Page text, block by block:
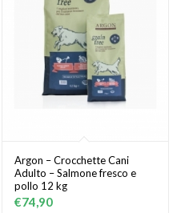
Argon – Crocchette Cani
Adulto – Salmone fresco e
pollo 12 kg
€74,90